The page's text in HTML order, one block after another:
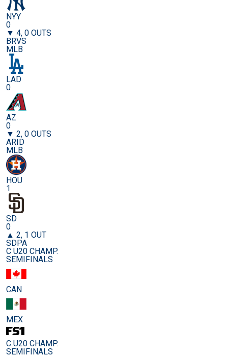
NYY
0
▼ 4, 0 OUTS
BRVS
MLB
LAD
0
AZ
0
▼ 2, 0 OUTS
ARID
MLB
HOU
1
SD
0
▲ 2, 1 OUT
SDPA
C U20 CHAMP.
SEMIFINALS
CAN
MEX
C U20 CHAMP.
SEMIFINALS